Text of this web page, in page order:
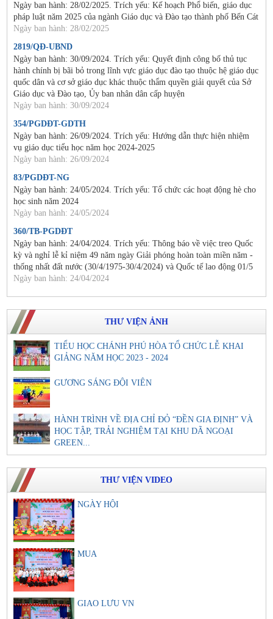
Ngày ban hành: 28/02/2025. Trích yếu: Kế hoạch Phổ biến, giáo dục
pháp luật năm 2025 của ngành Giáo dục và Đào tạo thành phố Bến Cát
Ngày ban hành: 28/02/2025
2819/QĐ-UBND
Ngày ban hành: 30/09/2024. Trích yếu: Quyết định công bố thủ tục
hành chính bị bãi bỏ trong lĩnh vực giáo dục đào tạo thuộc hệ giáo dục
quốc dân và cơ sở giáo dục khác thuộc thẩm quyền giải quyết của Sở
Giáo dục và Đào tạo, Ủy ban nhân dân cấp huyện
Ngày ban hành: 30/09/2024
354/PGDĐT-GDTH
Ngày ban hành: 26/09/2024. Trích yếu: Hướng dẫn thực hiện nhiệm
vụ giáo dục tiểu học năm học 2024-2025
Ngày ban hành: 26/09/2024
83/PGDĐT-NG
Ngày ban hành: 24/05/2024. Trích yếu: Tổ chức các hoạt động hè cho
học sinh năm 2024
Ngày ban hành: 24/05/2024
360/TB-PGDĐT
Ngày ban hành: 24/04/2024. Trích yếu: Thông báo về việc treo Quốc
kỳ và nghỉ lễ kỉ niệm 49 năm ngày Giải phóng hoàn toàn miền năm -
thống nhất đất nước (30/4/1975-30/4/2024) và Quốc tế lao động 01/5
Ngày ban hành: 24/04/2024
THƯ VIỆN ẢNH
TIỂU HỌC CHÁNH PHÚ HÒA TỔ CHỨC LỄ KHAI
GIẢNG NĂM HỌC 2023 - 2024
GƯƠNG SÁNG ĐỘI VIÊN
HÀNH TRÌNH VỀ ĐỊA CHỈ ĐỎ “ĐỀN GIA ĐỊNH” VÀ
HỌC TẬP, TRẢI NGHIỆM TẠI KHU DÃ NGOẠI
GREEN...
THƯ VIỆN VIDEO
NGÀY HỘI
MUA
GIAO LƯU VN